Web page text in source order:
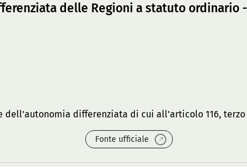
delle Regioni a statuto ordinario
dell'autonomia differenziata di cui all'articolo 116,
Fonte ufficiale